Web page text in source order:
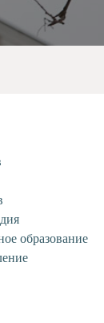
образование